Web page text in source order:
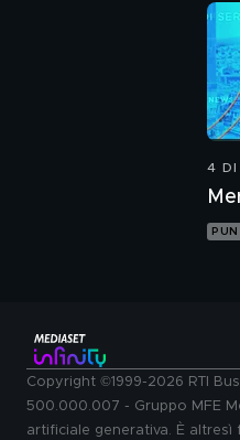
4 DI
Copyright ©1999-2026 RTI
500.000.007 - Gruppo MFE
artificiale generativa. È